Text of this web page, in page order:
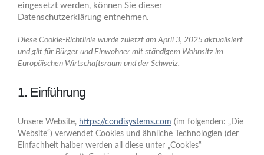
eingesetzt werden, können Sie dieser
Datenschutzerklärung entnehmen.
Diese Cookie-Richtlinie wurde zuletzt am April 3, 2025 aktualisiert
und gilt für Bürger und Einwohner mit ständigem Wohnsitz im
Europäischen Wirtschaftsraum und der Schweiz.
1. Einführung
Unsere Website, https://condisystems.com (im folgenden: „Die
Website“) verwendet Cookies und ähnliche Technologien (der
Einfachheit halber werden all diese unter „Cookies“